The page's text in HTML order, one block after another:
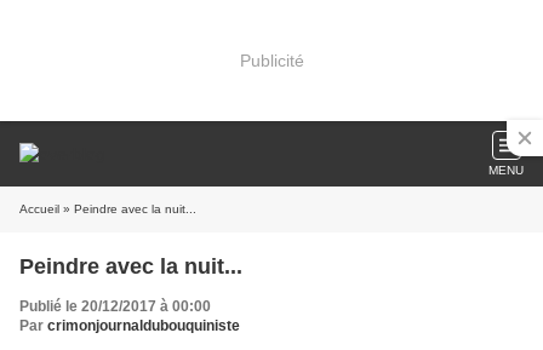
Publicité
MENU
Accueil » Peindre avec la nuit...
Peindre avec la nuit...
Publié le 20/12/2017 à 00:00
Par crimonjournaldubouquiniste